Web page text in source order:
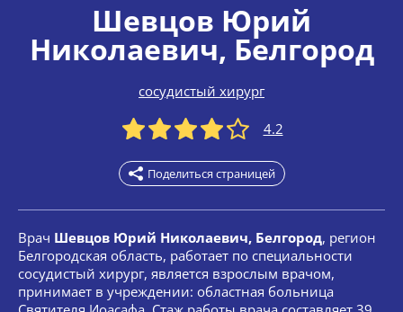
Шевцов Юрий
Николаевич, Белгород
сосудистый хирург
4.2
Поделиться страницей
Врач Шевцов Юрий Николаевич, Белгород, регион
Белгородская область, работает по специальности
сосудистый хирург, является взрослым врачом,
принимает в учреждении: областная больница